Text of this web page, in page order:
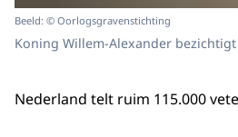
Beeld: © Oorlogsgravenstichting
Koning Willem-Alexander
Nederland telt ruim 115.000